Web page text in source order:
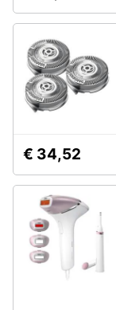
€ 34,52